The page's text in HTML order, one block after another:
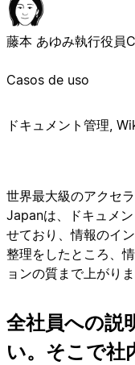
世界最大級のアクセ
Japanは、ドキュメ
せており、情報のイ
整理をしたところ、
ョンの質まで上がりま
全社員への説
い。そこで社
藤本 あゆみ執行役員
Casos de uso
ドキュメント管理,